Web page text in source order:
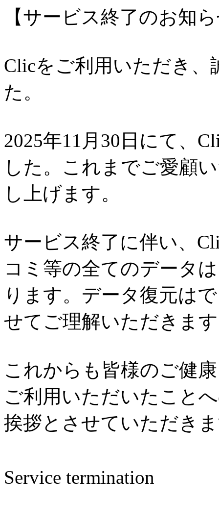
【サービス終了のお知
Clicをご利用いただき
た。
2025年11月30日にて、
した。これまでご愛顧
し上げます。
サービス終了に伴い、
コミ等の全てのデータ
ります。データ復元は
せてご理解いただきま
これからも皆様のご健
ご利用いただいたこと
挨拶とさせていただき
Service termination